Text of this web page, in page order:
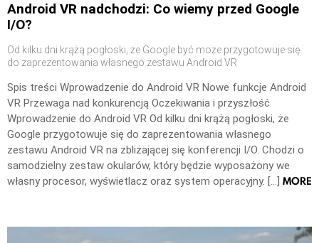
Android VR nadchodzi: Co wiemy przed Google
I/O?
Od kilku dni krążą pogłoski, że Google być może przygotowuje się
do zaprezentowania własnego zestawu Android VR
Spis treści Wprowadzenie do Android VR Nowe funkcje Android
VR Przewaga nad konkurencją Oczekiwania i przyszłość
Wprowadzenie do Android VR Od kilku dni krążą pogłoski, że
Google przygotowuje się do zaprezentowania własnego
zestawu Android VR na zbliżającej się konferencji I/O. Chodzi o
samodzielny zestaw okularów, który będzie wyposażony we
własny procesor, wyświetlacz oraz system operacyjny. […] MORE